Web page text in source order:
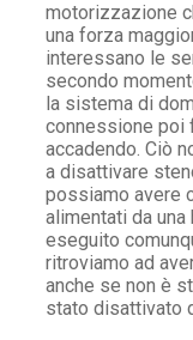
motorizzazione
una forza
interessano le
secondo
la sistema di
connessione poi
accadendo. Ciò
a disattivare
possiamo avere
alimentati da una
eseguito
ritroviamo ad
anche se non è
stato disattivato